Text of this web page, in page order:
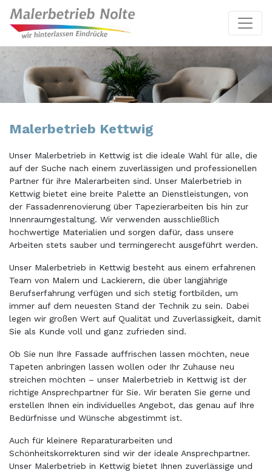
Malerbetrieb Kettwig
Unser Malerbetrieb in Kettwig ist die ideale Wahl für alle, die
auf der Suche nach einem zuverlässigen und professionellen
Partner für ihre Malerarbeiten sind. Unser Malerbetrieb in
Kettwig bietet eine breite Palette an Dienstleistungen, von
der Fassadenrenovierung über Tapezierarbeiten bis hin zur
Innenraumgestaltung. Wir verwenden ausschließlich
hochwertige Materialien und sorgen dafür, dass unsere
Arbeiten stets sauber und termingerecht ausgeführt werden.
Unser Malerbetrieb in Kettwig besteht aus einem erfahrenen
Team von Malern und Lackierern, die über langjährige
Berufserfahrung verfügen und sich stetig fortbilden, um
immer auf dem neuesten Stand der Technik zu sein. Dabei
legen wir großen Wert auf Qualität und Zuverlässigkeit, damit
Sie als Kunde voll und ganz zufrieden sind.
Ob Sie nun Ihre Fassade auffrischen lassen möchten, neue
Tapeten anbringen lassen wollen oder Ihr Zuhause neu
streichen möchten – unser Malerbetrieb in Kettwig ist der
richtige Ansprechpartner für Sie. Wir beraten Sie gerne und
erstellen Ihnen ein individuelles Angebot, das genau auf Ihre
Bedürfnisse und Wünsche abgestimmt ist.
Auch für kleinere Reparaturarbeiten und
Schönheitskorrekturen sind wir der ideale Ansprechpartner.
Unser Malerbetrieb in Kettwig bietet Ihnen zuverlässige und